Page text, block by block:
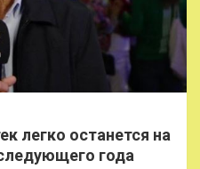
легко останется на
года